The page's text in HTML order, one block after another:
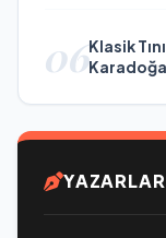
06Klasik
YAZARLAR